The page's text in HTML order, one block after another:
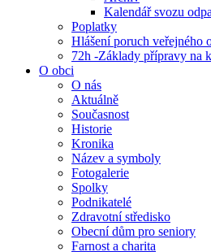
Kalendář svozu
Poplatky
Hlášení poruch veřejného
72h -Základy přípravy na
O obci
O nás
Aktuálně
Současnost
Historie
Kronika
Název a symboly
Fotogalerie
Spolky
Podnikatelé
Zdravotní středisko
Obecní dům pro seniory
Farnost a charita